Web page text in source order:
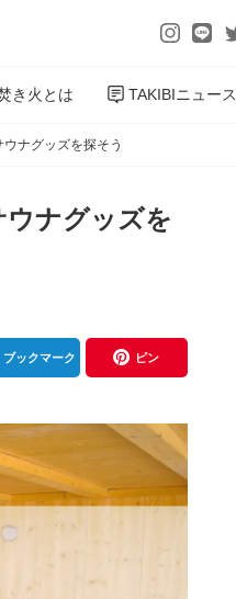
き火とは TAKIBIニュース
ナグッズを探そう
ナグッズを
ブックマーク ピン